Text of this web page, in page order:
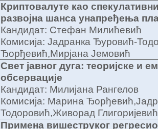
Криптовалуте као
развојна шанса унапређења
Кандидат: Стефан Милићевић
Комисија: Јадранка Ђуровић-
Ђорђевић,Мирјана Јемовић
Свет јавног дуга: теоријскe и
обсервације
Кандидат: Милијана Рангелов
Комисија: Марина
Тодоровић,Живорад Глигоријевић
Примена вишеструког